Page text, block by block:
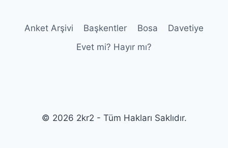
Anket Arşivi Başkentler Bosa
Davetiye
Evet mi? Hayır mı?
© 2026 2kr2 - Tüm Hakları Saklıdır.